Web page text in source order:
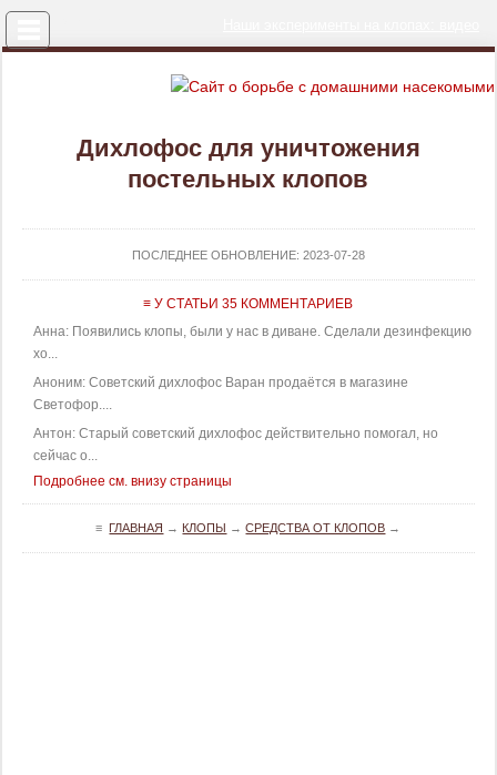
Дихлофос для уничтожения
постельных клопов
ПОСЛЕДНЕЕ ОБНОВЛЕНИЕ: 2023-07-28
≡ У СТАТЬИ 35 КОММЕНТАРИЕВ
Анна: Появились клопы, были у нас в диване. Сделали дезинфекцию
хо...
Аноним: Советский дихлофос Варан продаётся в магазине
Светофор....
Антон: Старый советский дихлофос действительно помогал, но
сейчас о...
Подробнее см. внизу страницы
≡ ГЛАВНАЯ → КЛОПЫ →СРЕДСТВА ОТ КЛОПОВ →